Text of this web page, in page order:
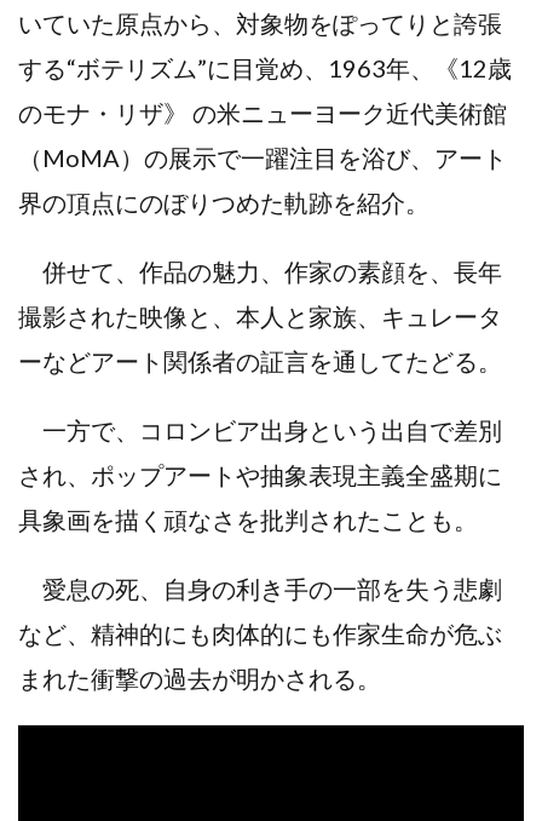
いていた原点から、対象物をぽってりと誇張
する“ボテリズム”に目覚め、1963年、《12歳
のモナ・リザ》 の米ニューヨーク近代美術館
（MoMA）の展示で一躍注目を浴び、アート
界の頂点にのぼりつめた軌跡を紹介。
併せて、作品の魅力、作家の素顔を、長年
撮影された映像と、本人と家族、キュレータ
ーなどアート関係者の証言を通してたどる。
一方で、コロンビア出身という出自で差別
され、ポップアートや抽象表現主義全盛期に
具象画を描く頑なさを批判されたことも。
愛息の死、自身の利き手の一部を失う悲劇
など、精神的にも肉体的にも作家生命が危ぶ
まれた衝撃の過去が明かされる。